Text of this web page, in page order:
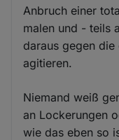
Anbruch einer
malen und - teils
daraus gegen die
agitieren.
Niemand weiß
an Lockerungen
wie das eben so